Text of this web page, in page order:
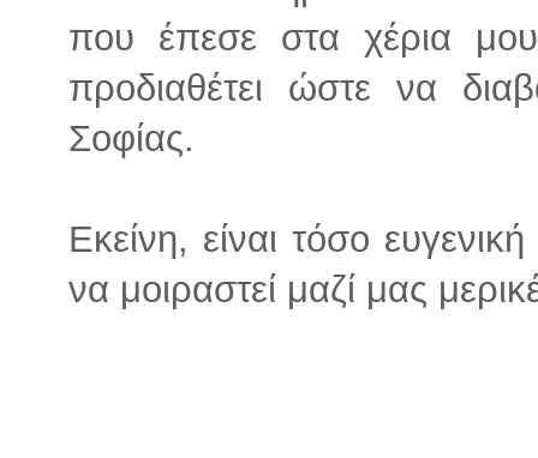
που έπεσε στα χέρια
προδιαθέτει ώστε να
Σοφίας.
Εκείνη, είναι τόσο
να μοιραστεί μαζί μας